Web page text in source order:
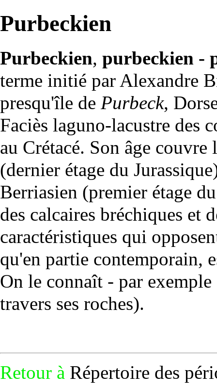
Purbeckien
Purbeckien, purbeckien -
terme initié par Alexandre
presqu'île de Purbeck,
Faciès laguno-lacustre des
au Crétacé. Son âge
(dernier étage du
Berriasien (premier étage
des calcaires bréchiques et
caractéristiques qui
qu'en partie contemporain,
On le connaît - par exemple
travers ses roches).
Retour à Répertoire des